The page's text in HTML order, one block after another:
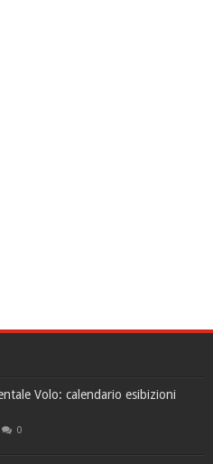
Volo: calendario esibizioni
0